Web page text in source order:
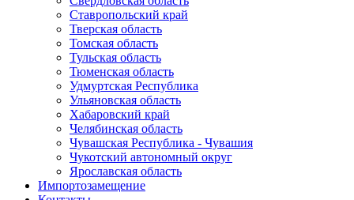
Ставропольский край
Тверская область
Томская область
Тульская область
Тюменская область
Удмуртская Республика
Ульяновская область
Хабаровский край
Челябинская область
Чувашская Республика - Чувашия
Чукотский автономный округ
Ярославская область
Импортозамещение